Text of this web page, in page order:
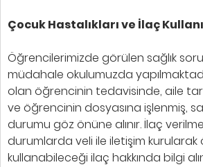
Çocuk Hastalıkları ve İlaç
Öğrencilerimizde görülen sağlık
müdahale okulumuzda
olan öğrencinin tedavisinde, aile
ve öğrencinin dosyasına işlenmiş,
durumu göz önüne alınır. İlaç
durumlarda veli ile iletişim kurularak
kullanabileceği ilaç hakkında bilgi